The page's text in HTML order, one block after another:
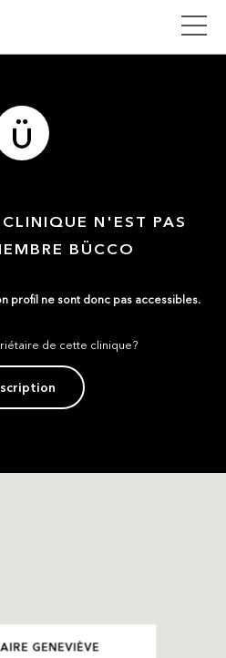
N'EST PAS
BÜCCO
profil ne sont donc pas accessibles.
de cette clinique?
GENEVIÈVE